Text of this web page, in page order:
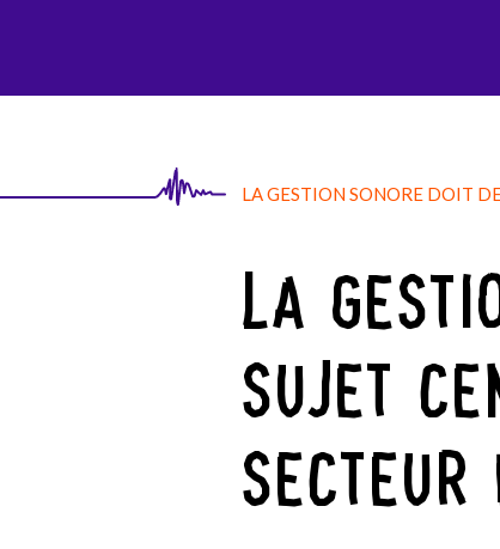
LA GESTION SONORE DOIT
LA
SUJET